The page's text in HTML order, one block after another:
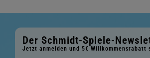
Der Schmidt-Spiele-
Jetzt anmelden und 5€ Willkommensrabatt